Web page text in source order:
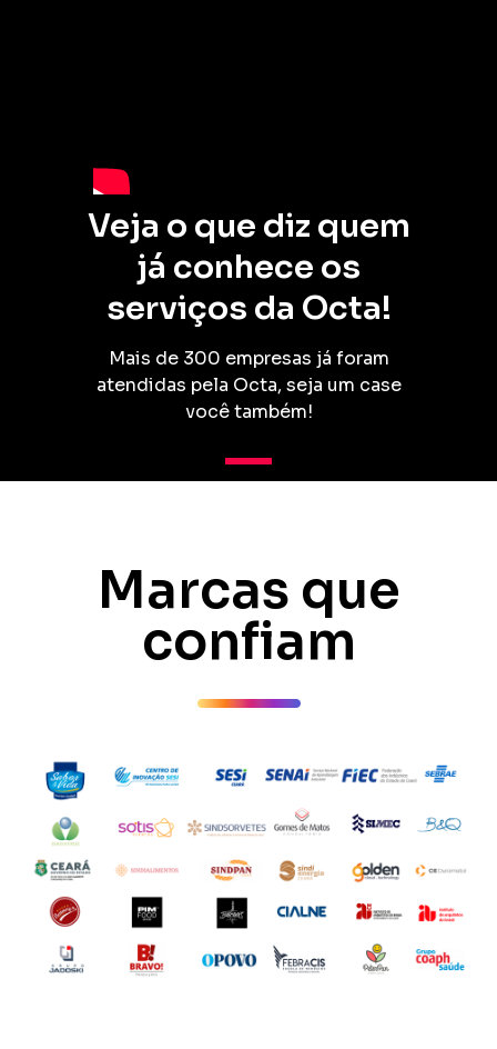
Veja o que diz quem
já conhece os
serviços da Octa!
Mais de 300 empresas já foram
atendidas pela Octa, seja um case
você também!
Marcas que
confiam